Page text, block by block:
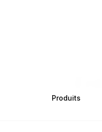
Produits
Vous